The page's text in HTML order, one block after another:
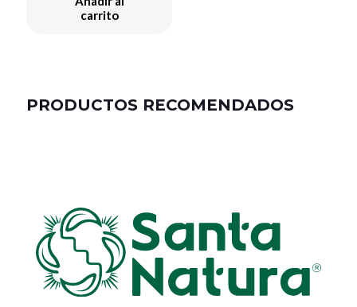
carrito
PRODUCTOS RECOMENDADOS